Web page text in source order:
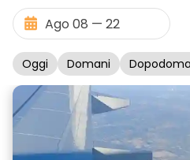
Oggi Domani